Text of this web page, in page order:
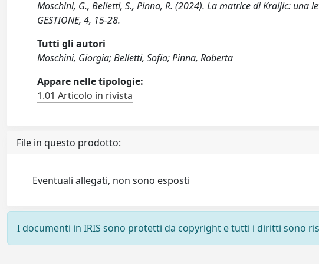
Moschini, G., Belletti, S., Pinna, R. (2024). La matrice di Kraljic: una
GESTIONE, 4, 15-28.
Tutti gli autori
Moschini, Giorgia; Belletti, Sofia; Pinna, Roberta
Appare nelle tipologie:
1.01 Articolo in rivista
File in questo prodotto:
Eventuali allegati, non sono esposti
I documenti in IRIS sono protetti da copyright e tutti i diritti sono